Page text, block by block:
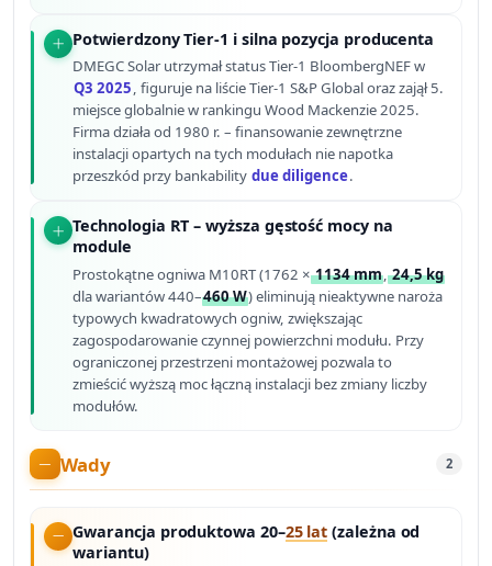
Potwierdzony Tier-1 i silna pozycja producenta
DMEGC Solar utrzymał status Tier-1 BloombergNEF w
Q3 2025, figuruje na liście Tier-1 S&P Global oraz zajął 5.
miejsce globalnie w rankingu Wood Mackenzie 2025.
Firma działa od 1980 r. – finansowanie zewnętrzne
instalacji opartych na tych modułach nie napotka
przeszkód przy bankability due diligence.
Technologia RT – wyższa gęstość mocy na
module
Prostokątne ogniwa M10RT (1762 ×1134 mm,24,5 kg
dla wariantów 440–460 W) eliminują nieaktywne naroża
typowych kwadratowych ogniw, zwiększając
zagospodarowanie czynnej powierzchni modułu. Przy
ograniczonej przestrzeni montażowej pozwala to
zmieścić wyższą moc łączną instalacji bez zmiany liczby
modułów.
Wady 2
Gwarancja produktowa 20–25 lat (zależna od
wariantu)